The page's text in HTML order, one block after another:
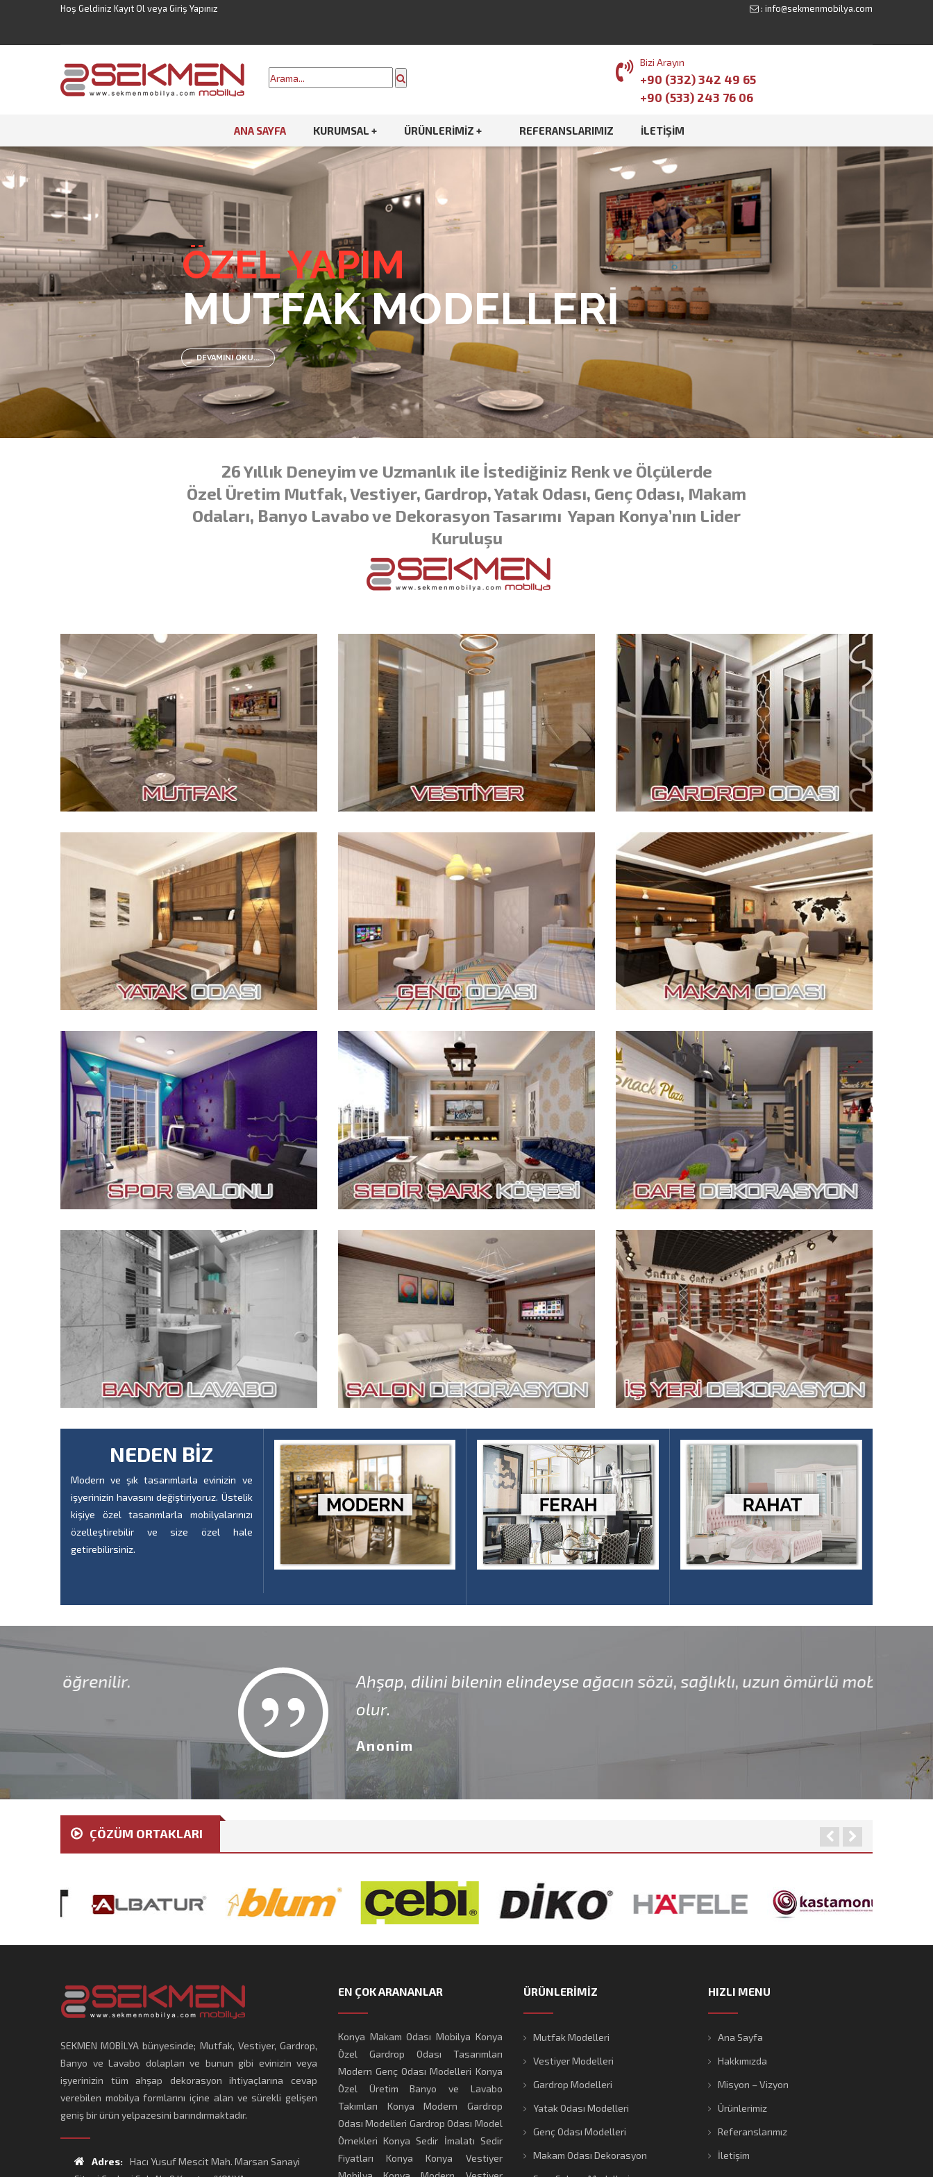
Hoş Geldiniz Kayıt Ol veya Giriş Yapınız : info@sekmenmobilya.com
Bizi Arayın
+90 (332) 342 49 65
+90 (533) 243 76 06
ANA SAYFA KURUMSAL + ÜRÜNLERIMIZ + REFERANSLARIMIZ İLETIŞIM
ÖZEL YAPIM
MUTFAK MODELLERİ
DEVAMINI OKU...
26 Yıllık Deneyim ve Uzmanlık ile İstediğiniz Renk ve Ölçülerde
Özel Üretim Mutfak, Vestiyer, Gardrop, Yatak Odası, Genç Odası, Makam
Odaları, Banyo Lavabo ve Dekorasyon Tasarımı Yapan Konya’nın Lider
Kuruluşu
NEDEN BİZ
Modern ve şık tasarımlarla evinizin ve
işyerinizin havasını değiştiriyoruz. Üstelik
kişiye özel tasarımlarla mobilyalarınızı
özelleştirebilir ve size özel hale
getirebilirsiniz.
Ahşap, dilini bilenin elindeyse ağacın sözü, sağlıklı, uzun ömürlü mobilyanın özü, evin oyası
Anonim
ÇÖZÜM ORTAKLARI
SEKMEN MOBİLYA bünyesinde; Mutfak, Vestiyer, Gardrop,
Banyo ve Lavabo dolapları ve bunun gibi evinizin veya
işyerinizin tüm ahşap dekorasyon ihtiyaçlarına cevap
verebilen mobilya formlarını içine alan ve sürekli gelişen
geniş bir ürün yelpazesini barındırmaktadır.
Adres:
Hacı Yusuf Mescit Mah. Marsan Sanayi
EN ÇOK ARANANLAR
Konya Makam Odası Mobilya Konya
Özel Gardrop Odası Tasarımları
Modern Genç Odası Modelleri Konya
Özel Üretim Banyo ve Lavabo
Takımları
Konya Modern Gardrop
Odası Modelleri Gardrop Odası Model
Örnekleri Konya Sedir İmalatı Sedir
Fiyatları Konya
Konya Vestiyer
ÜRÜNLERİMİZ
Mutfak Modelleri
Vestiyer Modelleri
Gardrop Modelleri
Yatak Odası Modelleri
Genç Odası Modelleri
Makam Odası Dekorasyon
HIZLI MENU
Ana Sayfa
Hakkımızda
Misyon – Vizyon
Ürünlerimiz
Referanslarımız
İletişim